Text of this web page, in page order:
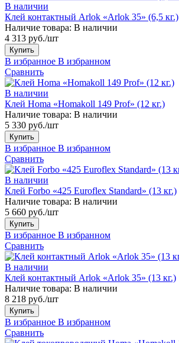
В наличии
Клей контактный Arlok «Arlok 35» (6,5 кг.)
Наличие товара: В наличии
4 313 руб./шт
Купить
В избранное В избранном
Сравнить
В наличии
Клей Homa «Homakoll 149 Prof» (12 кг.)
Наличие товара: В наличии
5 330 руб./шт
Купить
В избранное В избранном
Сравнить
В наличии
Клей Forbo «425 Euroflex Standard» (13 кг.)
Наличие товара: В наличии
5 660 руб./шт
Купить
В избранное В избранном
Сравнить
В наличии
Клей контактный Arlok «Arlok 35» (13 кг.)
Наличие товара: В наличии
8 218 руб./шт
Купить
В избранное В избранном
Сравнить